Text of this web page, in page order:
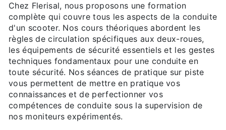
Chez Flerisal, nous proposons une formation
complète qui couvre tous les aspects de la conduite
d'un scooter. Nos cours théoriques abordent les
règles de circulation spécifiques aux deux-roues,
les équipements de sécurité essentiels et les gestes
techniques fondamentaux pour une conduite en
toute sécurité. Nos séances de pratique sur piste
vous permettent de mettre en pratique vos
connaissances et de perfectionner vos
compétences de conduite sous la supervision de
nos moniteurs expérimentés.